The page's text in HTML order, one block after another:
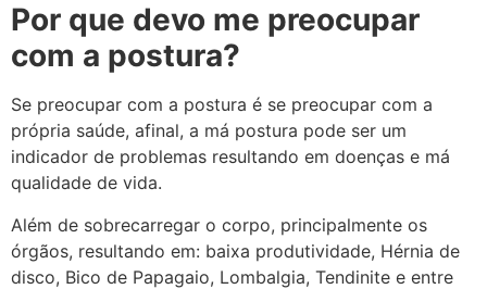
Por que devo me preocupar
com a postura?
Se preocupar com a postura é se preocupar com a
própria saúde, afinal, a má postura pode ser um
indicador de problemas resultando em doenças e má
qualidade de vida.
Além de sobrecarregar o corpo, principalmente os
órgãos, resultando em: baixa produtividade, Hérnia de
disco, Bico de Papagaio, Lombalgia, Tendinite e entre